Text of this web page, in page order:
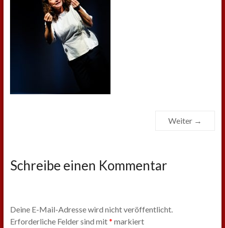
Weiter →
Schreibe einen Kommentar
Deine E-Mail-Adresse wird nicht veröffentlicht.
Erforderliche Felder sind mit* markiert